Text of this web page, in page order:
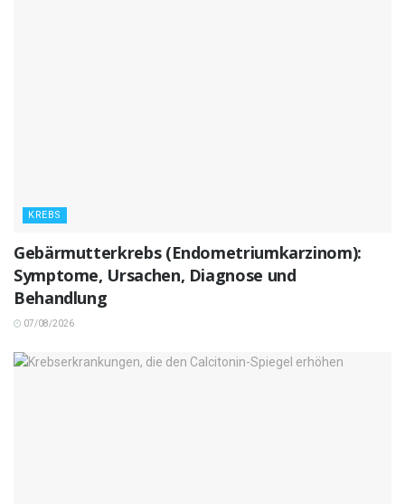
KREBS
Gebärmutterkrebs (Endometriumkarzinom):
Symptome, Ursachen, Diagnose und
Behandlung
07/08/2026